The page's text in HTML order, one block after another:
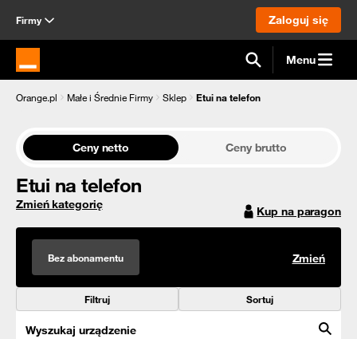
Firmy Zaloguj się
Strona główna Orange.pl Menu
Orange.pl Małe i Średnie Firmy Sklep Etui na telefon
Ceny netto Ceny brutto
Etui na telefon
Zmień kategorię Kup na paragon
Bez abonamentu Zmień
Filtruj Sortuj
Wyszukaj urządzenie